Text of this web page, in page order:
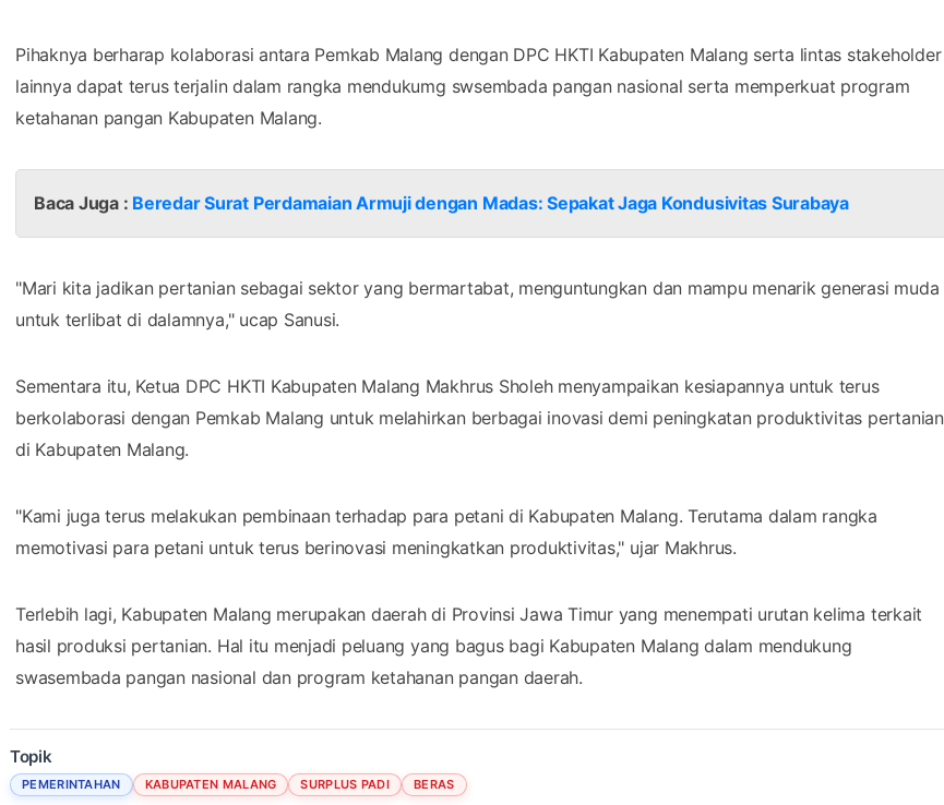
Pihaknya berharap kolaborasi antara Pemkab Malang dengan DPC HKTI Kabupaten Malang serta lintas stakeholder
lainnya dapat terus terjalin dalam rangka mendukumg swsembada pangan nasional serta memperkuat program
ketahanan pangan Kabupaten Malang.
Baca Juga : Beredar Surat Perdamaian Armuji dengan Madas: Sepakat Jaga Kondusivitas Surabaya
"Mari kita jadikan pertanian sebagai sektor yang bermartabat, menguntungkan dan mampu menarik generasi muda
untuk terlibat di dalamnya," ucap Sanusi.
Sementara itu, Ketua DPC HKTI Kabupaten Malang Makhrus Sholeh menyampaikan kesiapannya untuk terus
berkolaborasi dengan Pemkab Malang untuk melahirkan berbagai inovasi demi peningkatan produktivitas pertanian
di Kabupaten Malang.
"Kami juga terus melakukan pembinaan terhadap para petani di Kabupaten Malang. Terutama dalam rangka
memotivasi para petani untuk terus berinovasi meningkatkan produktivitas," ujar Makhrus.
Terlebih lagi, Kabupaten Malang merupakan daerah di Provinsi Jawa Timur yang menempati urutan kelima terkait
hasil produksi pertanian. Hal itu menjadi peluang yang bagus bagi Kabupaten Malang dalam mendukung
swasembada pangan nasional dan program ketahanan pangan daerah.
Topik
PEMERINTAHAN KABUPATEN MALANG SURPLUS PADI BERAS